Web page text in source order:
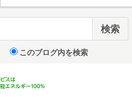
このブログ内を検索